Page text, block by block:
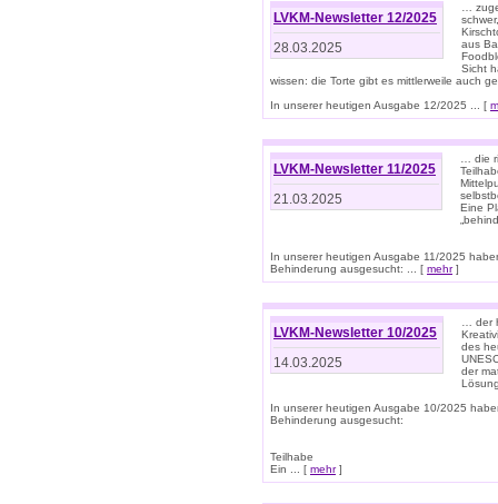
LVKM-Newsletter 12/2025
28.03.2025
…
aus
Sicht
wissen: die Torte gibt es mittlerweile auch
In unserer heutigen Ausgabe 12/2025 ... [
LVKM-Newsletter 11/2025
21.03.2025
… die
Eine
In unserer heutigen Ausgabe 11/2025
Behinderung ausgesucht: ... [ mehr]
LVKM-Newsletter 10/2025
14.03.2025
… der
des
der
In unserer heutigen Ausgabe 10/2025
Behinderung ausgesucht:
Teilhabe
Ein ... [ mehr]